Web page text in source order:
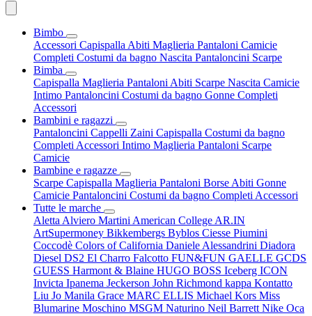
Bimbo
Accessori Capispalla Abiti Maglieria Pantaloni Camicie
Completi Costumi da bagno Nascita Pantaloncini Scarpe
Bimba
Capispalla Maglieria Pantaloni Abiti Scarpe Nascita Camicie
Intimo Pantaloncini Costumi da bagno Gonne Completi
Accessori
Bambini e ragazzi
Pantaloncini Cappelli Zaini Capispalla Costumi da bagno
Completi Accessori Intimo Maglieria Pantaloni Scarpe
Camicie
Bambine e ragazze
Scarpe Capispalla Maglieria Pantaloni Borse Abiti Gonne
Camicie Pantaloncini Costumi da bagno Completi Accessori
Tutte le marche
Aletta Alviero Martini American College AR.IN
ArtSupermoney Bikkembergs Byblos Ciesse Piumini
Coccodè Colors of California Daniele Alessandrini Diadora
Diesel DS2 El Charro Falcotto FUN&FUN GAELLE GCDS
GUESS Harmont & Blaine HUGO BOSS Iceberg ICON
Invicta Ipanema Jeckerson John Richmond kappa Kontatto
Liu Jo Manila Grace MARC ELLIS Michael Kors Miss
Blumarine Moschino MSGM Naturino Neil Barrett Nike Oca